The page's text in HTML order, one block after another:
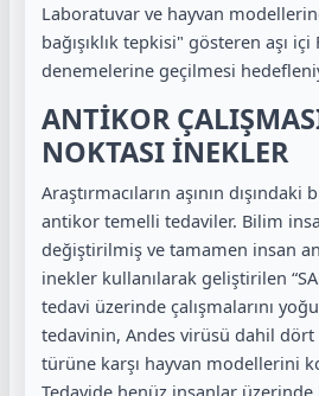
Laboratuvar ve hayvan
bağışıklık tepkisi" gösteren aşı içi
denemelerine geçilmesi
ANTİKOR
NOKTASI İNEKLER
Araştırmacıların aşının dışındaki
antikor temelli tedaviler. Bilim
değiştirilmiş ve tamamen insan
inekler kullanılarak geliştirilen
tedavi üzerinde çalışmalarını
tedavinin, Andes virüsü dahil dört
türüne karşı hayvan modellerini
Tedavide henüz insanlar